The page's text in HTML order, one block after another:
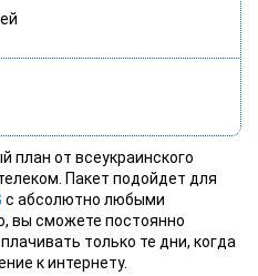
план от всеукраинского
Пакет подойдет для
с абсолютно любыми
вы сможете постоянно
только те дни, когда
к интернету.